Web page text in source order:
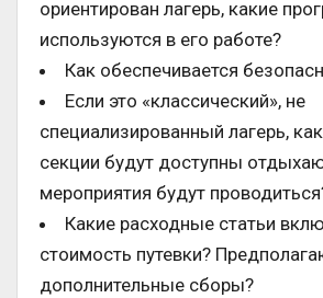
ориентирован лагерь, какие
используются в его работе?
Как обеспечивается
Если это «классический», не
специализированный лагерь,
секции будут доступны
мероприятия будут
Какие расходные статьи
стоимость путевки?
дополнительные сборы?